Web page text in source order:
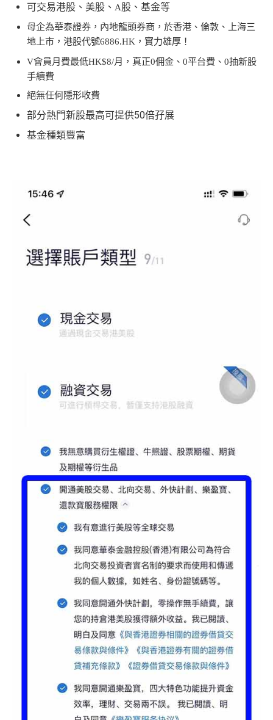
可交易港股、美股、 A股、基金等
母企為華泰證券，內地龍頭券商，於香港、倫敦、上海三
地上市，港股代號6886.HK ，實力雄厚！
V會員月費最低HK$8/月，真正0佣金、 0平台費、 0抽新股
手續費
絕無任何隱形收費
部分熱門新股最高可提供50倍孖展
基金種類豐富